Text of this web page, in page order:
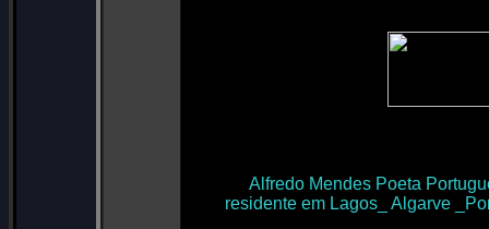
Alfredo Mendes Poeta
residente em Lagos_ Algarve